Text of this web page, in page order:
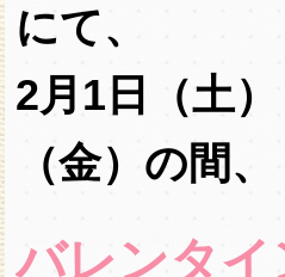
にて、
2月1日（土
（金）の間、
バレンタ